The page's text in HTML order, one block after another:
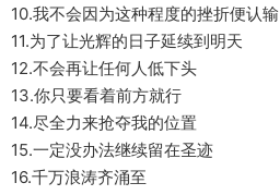
10.我不会因为这种程度的挫折便认输
11.为了让光辉的日子延续到明天
12.不会再让任何人低下头
13.你只要看着前方就行
14.尽全力来抢夺我的位置
15.一定没办法继续留在圣迹
16.千万浪涛齐涌至